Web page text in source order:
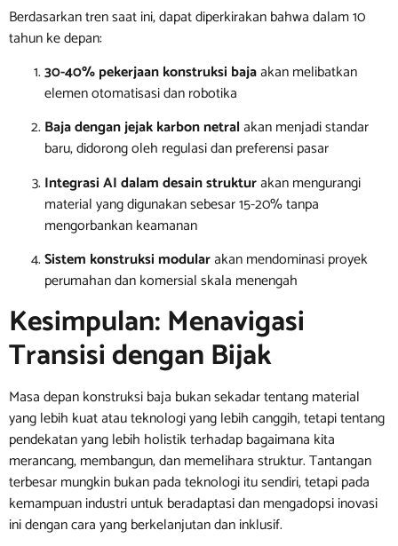
Berdasarkan tren saat ini, dapat diperkirakan bahwa dalam 10
tahun ke depan:
30-40% pekerjaan konstruksi bajaakan melibatkan
elemen otomatisasi dan robotika
Baja dengan jejak karbon netralakan menjadi standar
baru, didorong oleh regulasi dan preferensi pasar
Integrasi AI dalam desain strukturakan mengurangi
material yang digunakan sebesar 15-20% tanpa
mengorbankan keamanan
Sistem konstruksi modularakan mendominasi proyek
perumahan dan komersial skala menengah
Kesimpulan: Menavigasi
Transisi dengan Bijak
Masa depan konstruksi baja bukan sekadar tentang material
yang lebih kuat atau teknologi yang lebih canggih, tetapi tentang
pendekatan yang lebih holistik terhadap bagaimana kita
merancang, membangun, dan memelihara struktur. Tantangan
terbesar mungkin bukan pada teknologi itu sendiri, tetapi pada
kemampuan industri untuk beradaptasi dan mengadopsi inovasi
ini dengan cara yang berkelanjutan dan inklusif.